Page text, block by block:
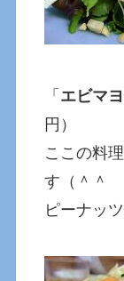
「 エビマ
円）
ここの料
す（＾＾
ピーナッ